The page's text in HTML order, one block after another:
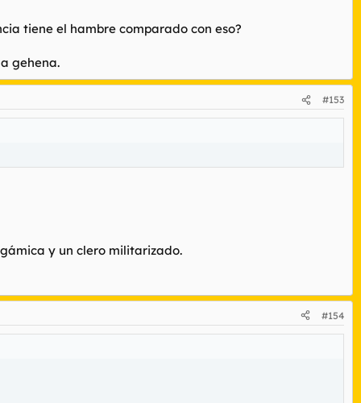
tiene el hambre comparado con eso?
gehena.
#153
y un clero militarizado.
#154